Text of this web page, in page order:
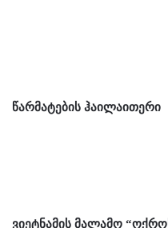
ᲬᲐᲠᲛᲐᲢᲔᲑᲘᲡ ᲰᲐᲘᲚᲐᲘᲗᲔᲠᲘ
ᲕᲘᲔᲢᲜᲐᲛᲘᲡ ᲛᲐᲚᲐᲛᲝ